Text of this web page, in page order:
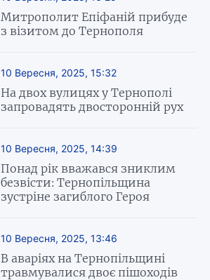
Митрополит Епіфаній прибуде
з візитом до Тернополя
10 Вересня, 2025, 15:32
На двох вулицях у Тернополі
запровадять двосторонній рух
10 Вересня, 2025, 14:39
Понад рік вважався зниклим
безвісти: Тернопільщина
зустріне загиблого Героя
10 Вересня, 2025, 13:46
В аваріях на Тернопільщині
травмувалися двоє пішоходів